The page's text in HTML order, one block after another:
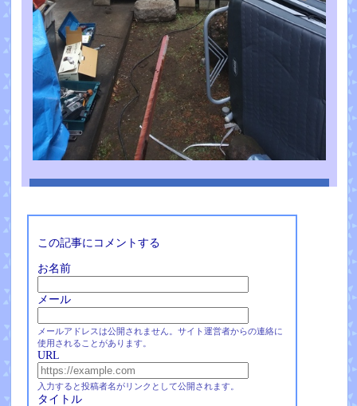
この記事にコメントする
お名前
メール
メールアドレスは公開されません。サイト運営者からの連絡に
使用されることがあります。
URL
入力すると投稿者名がリンクとして公開されます。
タイトル